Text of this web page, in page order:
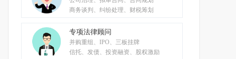
商务谈判、纠纷处理、财税筹划
专项法律顾问
并购重组、IPO、三板挂牌
信托、发债、投资融资、股权激励